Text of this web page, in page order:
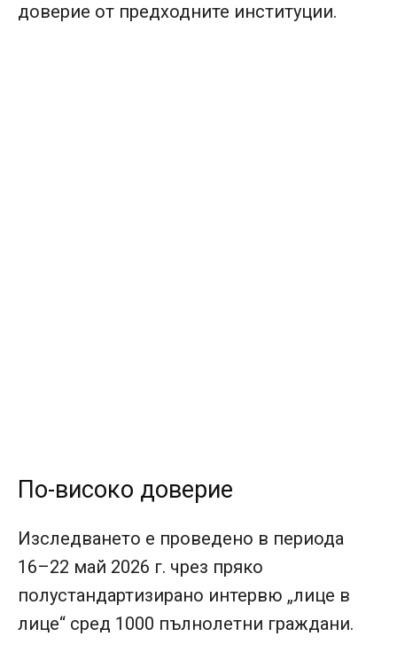
доверие от предходните институции.
По-високо доверие
Изследването е проведено в периода
16–22 май 2026 г. чрез пряко
полустандартизирано интервю „лице в
лице“ сред 1000 пълнолетни граждани.